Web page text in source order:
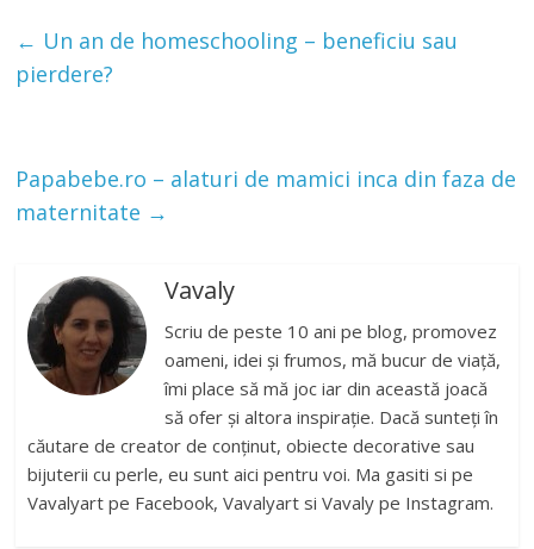
← Un an de homeschooling – beneficiu sau
pierdere?
Papabebe.ro – alaturi de mamici inca din faza de
maternitate →
Vavaly
Scriu de peste 10 ani pe blog, promovez
oameni, idei și frumos, mă bucur de viață,
îmi place să mă joc iar din această joacă
să ofer și altora inspirație. Dacă sunteți în
căutare de creator de conținut, obiecte decorative sau
bijuterii cu perle, eu sunt aici pentru voi. Ma gasiti si pe
Vavalyart pe Facebook, Vavalyart si Vavaly pe Instagram.